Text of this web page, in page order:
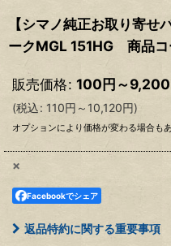
【シマノ純正お取り寄せ
ークMGL 151HG 商品
販売価格: 100円～9,200
(税込: 110円 ～10,120円)
オプションにより価格が変わる場合もあ
×
Facebookでシェア
返品特約に関する重要事項